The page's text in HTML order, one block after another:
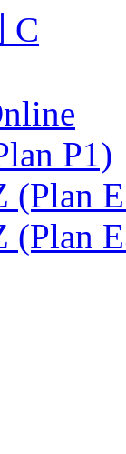
C
P1)
(Plan
(Plan